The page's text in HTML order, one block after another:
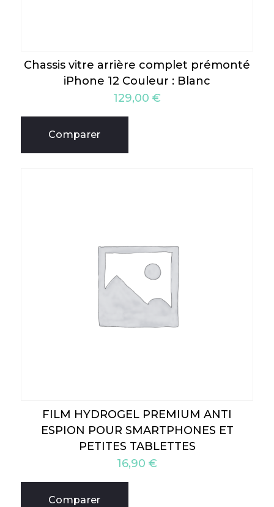
Chassis vitre arrière complet prémonté
iPhone 12 Couleur : Blanc
129,00 €
Comparer
FILM HYDROGEL PREMIUM ANTI
ESPION POUR SMARTPHONES ET
PETITES TABLETTES
16,90 €
Comparer